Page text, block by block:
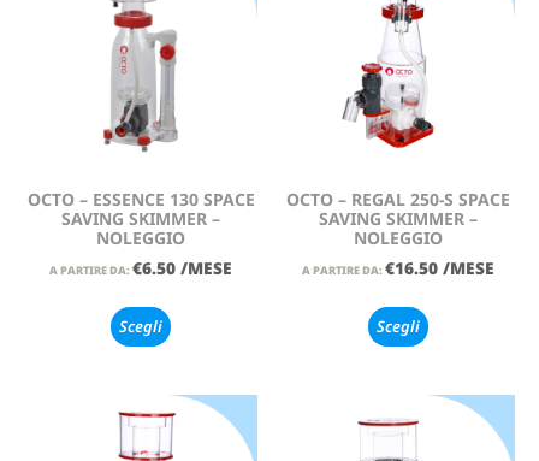
OCTO – ESSENCE 130 SPACE
SAVING SKIMMER –
NOLEGGIO
A PARTIRE DA: €6.50 /MESE
Scegli
OCTO – REGAL 250-S SPACE
SAVING SKIMMER –
NOLEGGIO
A PARTIRE DA: €16.50 /MESE
Scegli